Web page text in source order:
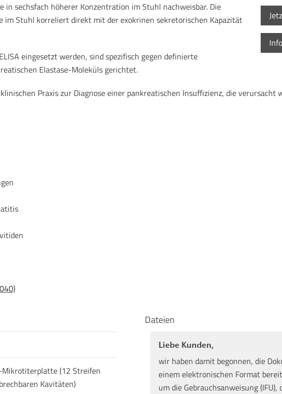
sechsfach höherer Konzentration im Stuhl nachweisbar. Die
im Stuhl korreliert direkt mit der exokrinen sekretorischen Kapazität
eingesetzt werden, sind spezifisch gegen definierte
Elastase-Moleküls gerichtet.
Praxis zur Diagnose einer pankreatischen Insuffizienz, die verursacht
(12 Streifen
Kavitäten)
Dateien
Liebe Kunden,
wir haben damit begonnen, die
einem elektronischen Format
um die Gebrauchsanweisung